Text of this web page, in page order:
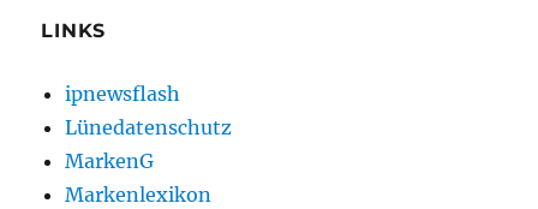
LINKS
ipnewsflash
Lünedatenschutz
MarkenG
Markenlexikon